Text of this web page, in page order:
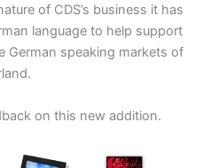
of CDS’s business it has
language to help support
German speaking markets of
on this new addition.